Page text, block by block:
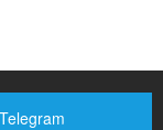
Telegram